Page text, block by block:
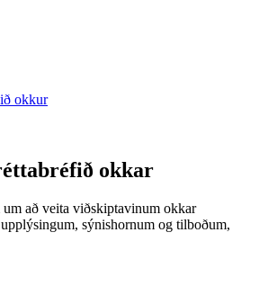
okkur
okkar
að veita viðskiptavinum okkar
sýnishornum og tilboðum,